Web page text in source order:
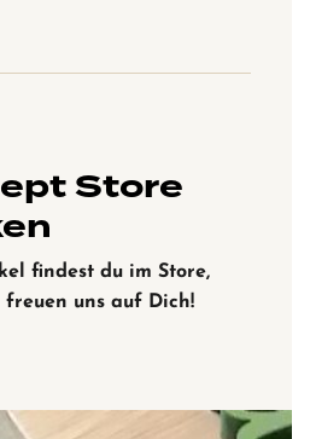
Store
findest du im Store,
freuen uns auf Dich!